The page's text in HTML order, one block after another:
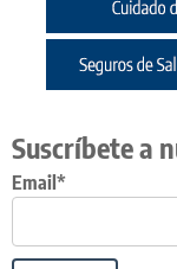
Suscríbete a
Email*